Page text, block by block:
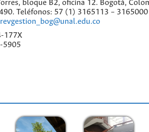
bloque B2, oficina 12. Bogotá,
Teléfonos: 57 (1) 3165113 –
revgestion_bog@unal.edu.co
177X
5905